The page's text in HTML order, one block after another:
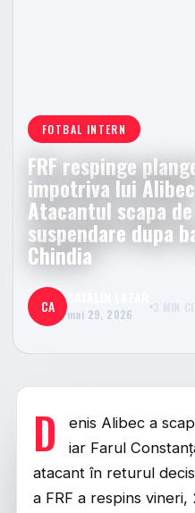
FOTBAL INTERN
FRF respinge
impotriva lui
Atacantul scapa de
suspendare dupa
Chindia
CA mai 29, 2026 3 MIN
D
enis Alibec a
iar Farul
atacant în returul
a FRF a respins